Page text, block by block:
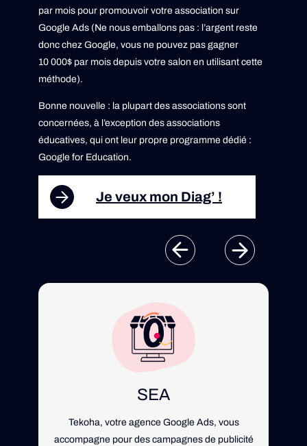
par mois pour promouvoir votre association sur
Google Ads (Ne nous emballons pas : l’argent reste
donc chez Google, vous ne pouvez pas gagner
10 000$ par mois depuis votre salon en utilisant cette
méthode).
Bonne nouvelle : la plupart des associations sont
concernées, à l’exception des associations
éducatives, qui ont leur propre programme dédié :
Google for Education.
Je veux mon Diag’ !
SEA
Tekoha, votre agence Google Ads, vous
accompagne pour des campagnes de publicité